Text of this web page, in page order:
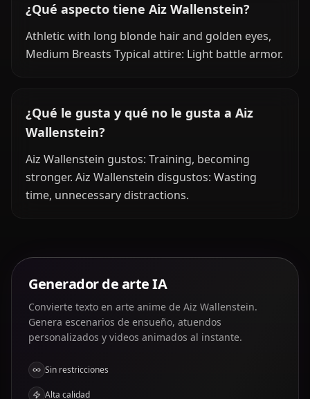
¿Qué aspecto tiene Aiz Wallenstein?
Athletic with long blonde hair and golden eyes,
Medium Breasts Typical attire: Light battle armor.
¿Qué le gusta y qué no le gusta a Aiz
Wallenstein?
Aiz Wallenstein gustos: Training, becoming
stronger. Aiz Wallenstein disgustos: Wasting
time, unnecessary distractions.
Generador de arte IA
Convierte texto en arte anime de Aiz Wallenstein.
Genera escenarios de ensueño, atuendos
personalizados y videos animados al instante.
Sin restricciones
Alta calidad